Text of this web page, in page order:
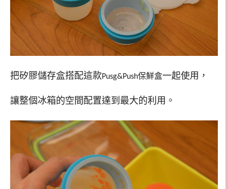
把矽膠儲存盒搭配這款Pusg&Push保鮮盒一起使用，
讓整個冰箱的空間配置達到最大的利用。